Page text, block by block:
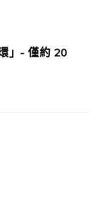
」- 僅約 20